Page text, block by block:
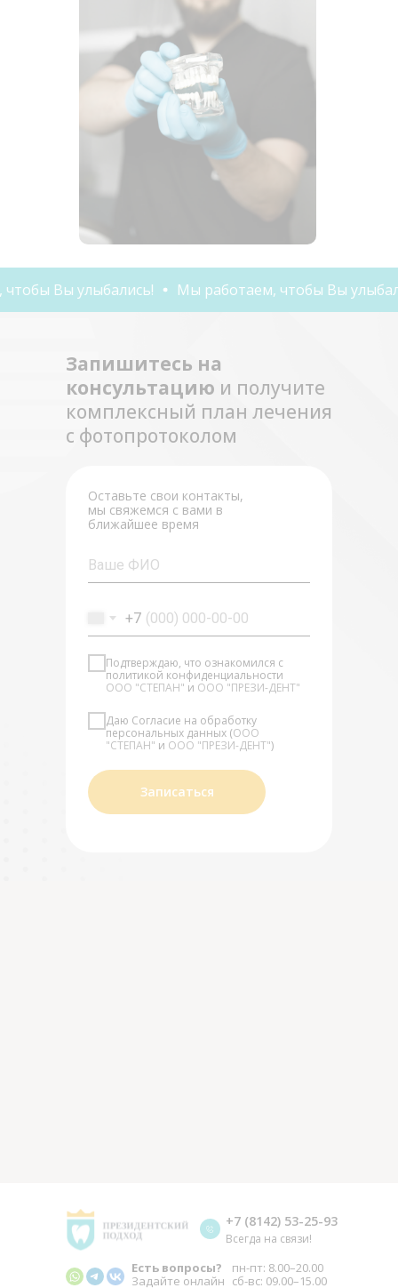
Вы улыбались! Мы работаем, чтобы Вы улыбались!
Запишитесь на
консультацию и получите
комплексный план лечения
с фотопротоколом
Оставьте свои контакты,
мы свяжемся с вами в
ближайшее время
+7
Подтверждаю, что ознакомился с
политикой конфиденциальности
ООО "СТЕПАН" и ООО "ПРЕЗИ-ДЕНТ"
Даю Cогласие на обработку
персональных данных (ООО
"СТЕПАН" и ООО "ПРЕЗИ-ДЕНТ")
Записаться
Есть вопросы?
Задайте онлайн
пн-пт: 8.00–20.00
сб-вс: 09.00–15.00
+7 (8142) 53-25-93
Всегда на связи!